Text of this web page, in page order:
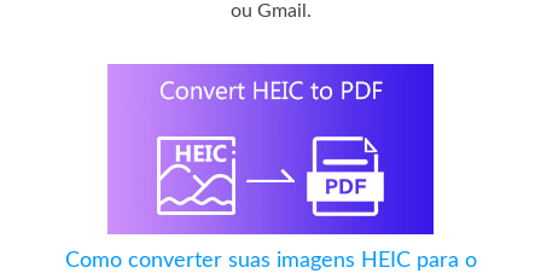
ou Gmail.
Como converter suas imagens HEIC para o